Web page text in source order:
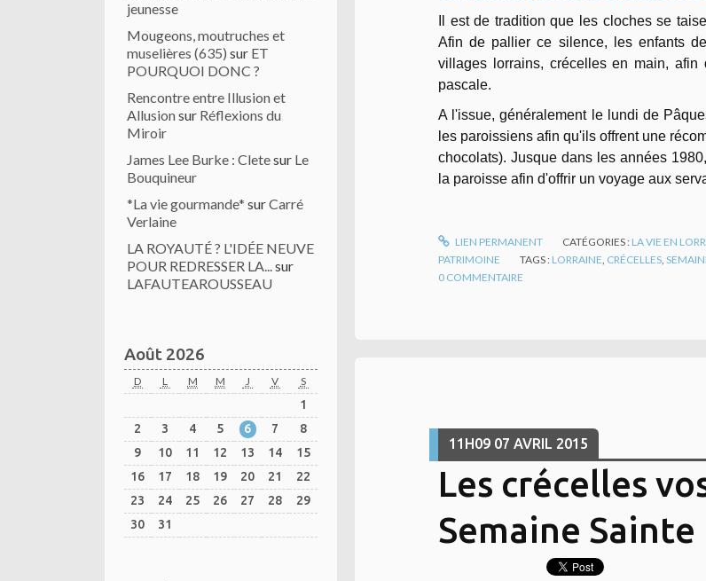
jeunesse
Mougeons, moutruches et
muselières (635) sur ET
POURQUOI DONC ?
Rencontre entre Illusion et
Allusionsur Réflexions du
Miroir
James Lee Burke : Cletesur Le
Bouquineur
*La vie gourmande* surCarré
Verlaine
LA ROYAUTÉ ? L'IDÉE NEUVE
POUR REDRESSER LA...sur
LAFAUTEAROUSSEAU
Août 2026
D L M M J V S
1
2
3 4 5 6 7
8
9
10 11 12 13 14
15
16
17 18 19 20 21
22
23
24 25 26 27 28
29
30
31
Il est de tradition que les cloches se
Afin de pallier ce silence, les enfants
villages lorrains, crécelles en main,
pascale.
A l'issue, généralement le lundi de
les paroissiens afin qu'ils offrent une
chocolats). Jusque dans les années
la paroisse afin d'offrir un voyage aux
LIEN PERMANENT CATÉGORIES : LA VIE EN
PATRIMOINE
TAGS : LORRAINE, CRÉCELLES,
0 COMMENTAIRE
11H09 07 AVRIL 2015
Les crécelles
Semaine Sainte